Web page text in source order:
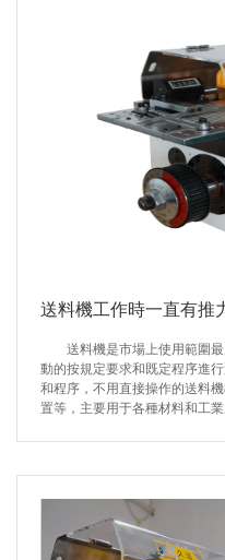
送料機工作時一直有推
送料機是市場上使用範圍最
動的按規定要求和既定程序進
和程序，不用直接操作的送料
置等，主要用于各種材料和工